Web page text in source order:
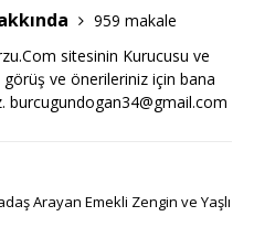
959 makale
sitesinin Kurucusu ve
ve önerileriniz için bana
burcugundogan34@gmail.com
Arayan Emekli Zengin ve Yaşlı